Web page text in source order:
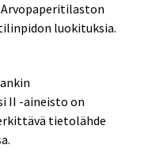
luokituksia.
II -aineisto on
tietolähde